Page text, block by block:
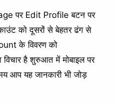
पर Edit Profile बटन पर
को दूसरों से बेहतर ढंग से
के विवरण को
है शुरुआत में मोबाइल पर
आप यह जानकारी भी जोड़